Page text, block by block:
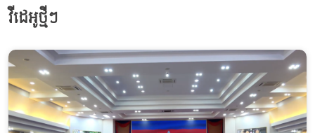
វីដេអូថ្មីៗ